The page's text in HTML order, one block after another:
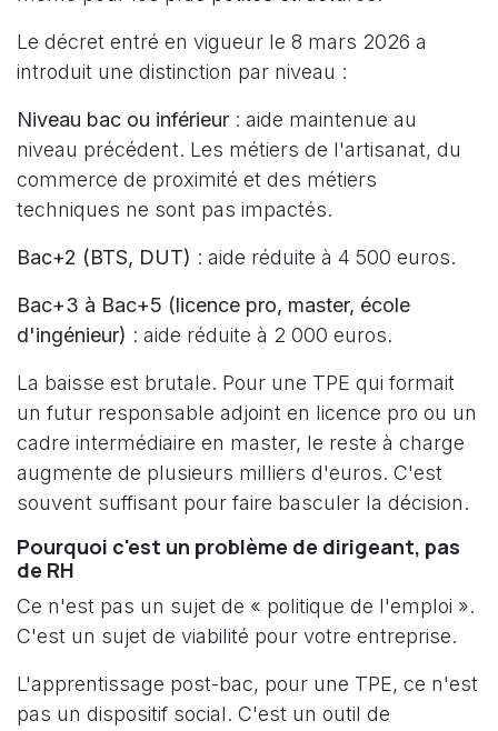
Le décret entré en vigueur le 8 mars 2026 a
introduit une distinction par niveau :
Niveau bac ou inférieur : aide maintenue au
niveau précédent. Les métiers de l'artisanat, du
commerce de proximité et des métiers
techniques ne sont pas impactés.
Bac+2 (BTS, DUT) : aide réduite à 4 500 euros.
Bac+3 à Bac+5 (licence pro, master, école
d'ingénieur) : aide réduite à 2 000 euros.
La baisse est brutale. Pour une TPE qui formait
un futur responsable adjoint en licence pro ou un
cadre intermédiaire en master, le reste à charge
augmente de plusieurs milliers d'euros. C'est
souvent suffisant pour faire basculer la décision.
Pourquoi c'est un problème de dirigeant, pas
de RH
Ce n'est pas un sujet de « politique de l'emploi ».
C'est un sujet de viabilité pour votre entreprise.
L'apprentissage post-bac, pour une TPE, ce n'est
pas un dispositif social. C'est un outil de